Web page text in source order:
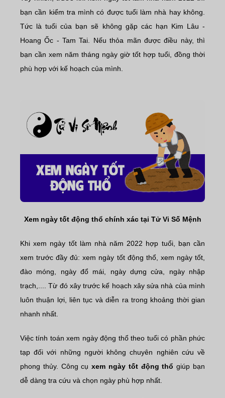
bạn cần kiểm tra mình có được tuổi làm nhà hay không.
Tức là tuổi của bạn sẽ không gặp các hạn Kim Lâu -
Hoang Ốc - Tam Tai. Nếu thỏa mãn được điều này, thì
bạn cần xem năm tháng ngày giờ tốt hợp tuổi, đồng thời
phù hợp với kế hoạch của mình.
Xem ngày tốt động thổ chính xác tại Tử Vi Số Mệnh
Khi xem ngày tốt làm nhà năm 2022 hợp tuổi, bạn cần
xem trước đầy đủ: xem ngày tốt động thổ, xem ngày tốt,
đào móng, ngày đổ mái, ngày dựng cửa, ngày nhập
trạch,.... Từ đó xây trước kế hoạch xây sửa nhà của mình
luôn thuận lợi, liên tục và diễn ra trong khoảng thời gian
nhanh nhất.
Việc tính toán xem ngày động thổ theo tuổi có phần phức
tạp đối với những người không chuyên nghiên cứu về
phong thủy. Công cụxem ngày tốt động thổ giúp bạn
dễ dàng tra cứu và chọn ngày phù hợp nhất.